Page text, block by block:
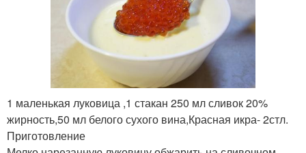
1 маленькая луковица ,1 стакан 250 мл сливок 20%
жирность,50 мл белого сухого вина,Красная икра- 2стл.
Приготовление